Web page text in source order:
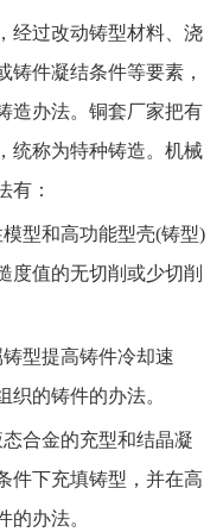
经过改动铸型材料、浇
铸件凝结条件等要素，
造办法。 铜套厂家把有
统称为特种铸造。机械
有：
型和高功能型壳(铸型)
度值的无切削或少切削
型提高铸件冷却速
织的铸件的办法。
合金的充型和结晶凝
件下充填铸型，并在高
的办法。